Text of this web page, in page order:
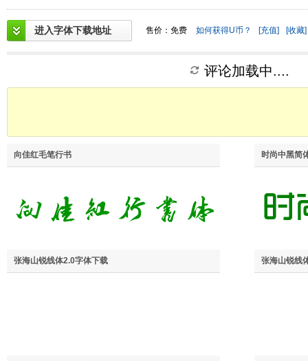
进入字体下载地址 售价：免费 如何获得U币？ [充值] [收藏]
评论加载中....
向佳红毛笔行书 时尚中黑简
张海山锐线体2.0字体下载 张海山锐线